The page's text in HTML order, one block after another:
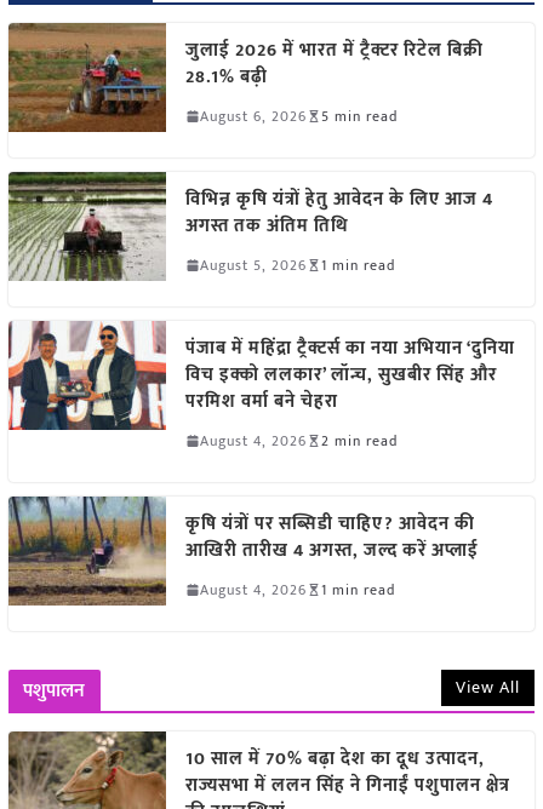
जुलाई 2026 में भारत में ट्रैक्टर रिटेल बिक्री
28.1% बढ़ी
August 6, 2026 5 min read
विभिन्न कृषि यंत्रों हेतु आवेदन के लिए आज 4
अगस्त तक अंतिम तिथि
August 5, 2026 1 min read
पंजाब में महिंद्रा ट्रैक्टर्स का नया अभियान ‘दुनिया
विच इक्को ललकार’ लॉन्च, सुखबीर सिंह और
परमिश वर्मा बने चेहरा
August 4, 2026 2 min read
कृषि यंत्रों पर सब्सिडी चाहिए? आवेदन की
आखिरी तारीख 4 अगस्त, जल्द करें अप्लाई
August 4, 2026 1 min read
पशुपालन View All
10 साल में 70% बढ़ा देश का दूध उत्पादन,
राज्यसभा में ललन सिंह ने गिनाईं पशुपालन क्षेत्र